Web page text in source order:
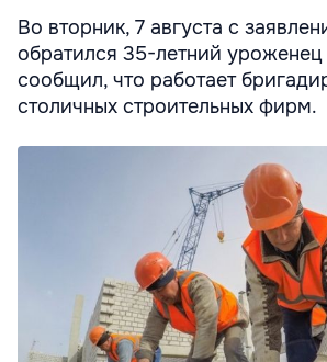
Во вторник, 7 августа с
обратился 35-летний
сообщил, что работает
столичных строительных фирм.